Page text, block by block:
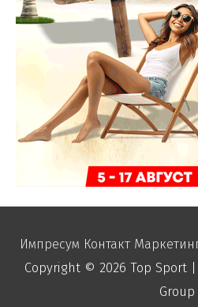
Импресум Контакт
Copyright © 2026 Top Sport|
Group